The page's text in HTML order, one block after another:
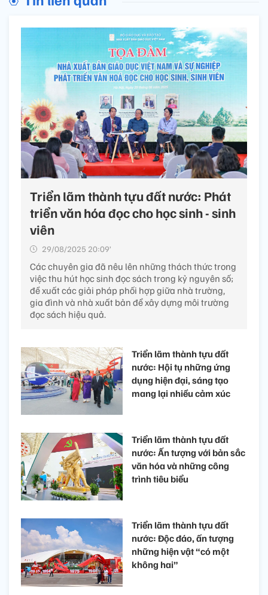
Triển lãm thành tựu đất nước: Phát
triển văn hóa đọc cho học sinh - sinh
viên
29/08/2025 20:09’
Các chuyên gia đã nêu lên những thách thức trong
việc thu hút học sinh đọc sách trong kỷ nguyên số;
đề xuất các giải pháp phối hợp giữa nhà trường,
gia đình và nhà xuất bản để xây dựng môi trường
đọc sách hiệu quả.
Triển lãm thành tựu đất
nước: Hội tụ những ứng
dụng hiện đại, sáng tạo
mang lại nhiều cảm xúc
Triển lãm thành tựu đất
nước: Ấn tượng với bản sắc
văn hóa và những công
trình tiêu biểu
Triển lãm thành tựu đất
nước: Độc đáo, ấn tượng
những hiện vật “có một
không hai”